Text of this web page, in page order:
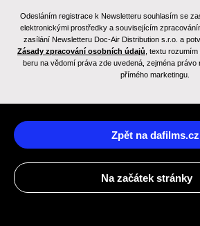
Odesláním registrace k Newsletteru souhlasím se
elektronickými prostředky a souvisejícím
zasílání Newsletteru Doc-Air Distribution s.r.o. a
Zásady zpracování osobních údajů , textu
beru na vědomí práva zde uvedená, zejména právo
přímého marketingu.
Zpět na dafilms.cz
Na začátek stránky